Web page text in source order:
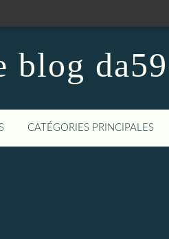
blog
CATÉGORIES PRINCIPALES